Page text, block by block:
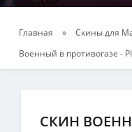
Главная » Скины для
Военный в противогазе -
СКИН